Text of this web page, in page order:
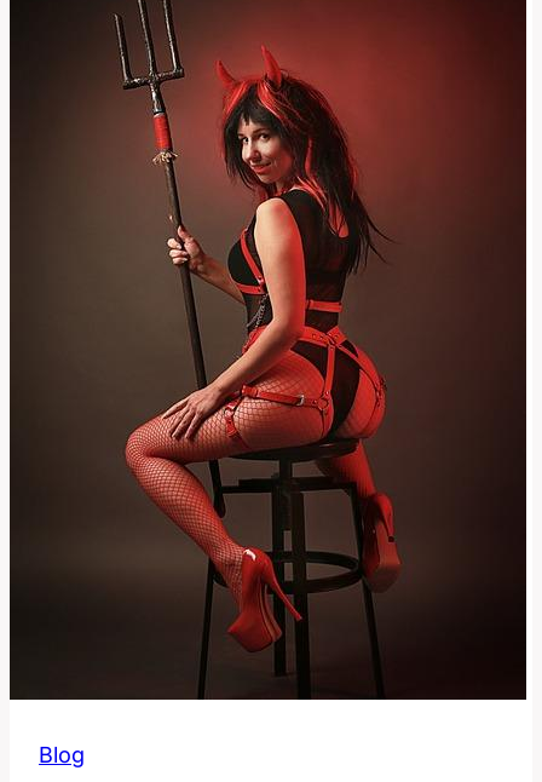
Překladači:
Co
byste
Měli
Vědět
Blog